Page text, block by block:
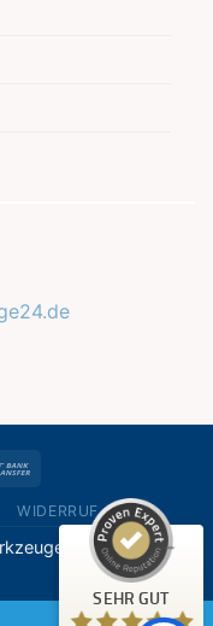
WIDERRUF
SEHR GUT
1
auf ProvenExpert.com